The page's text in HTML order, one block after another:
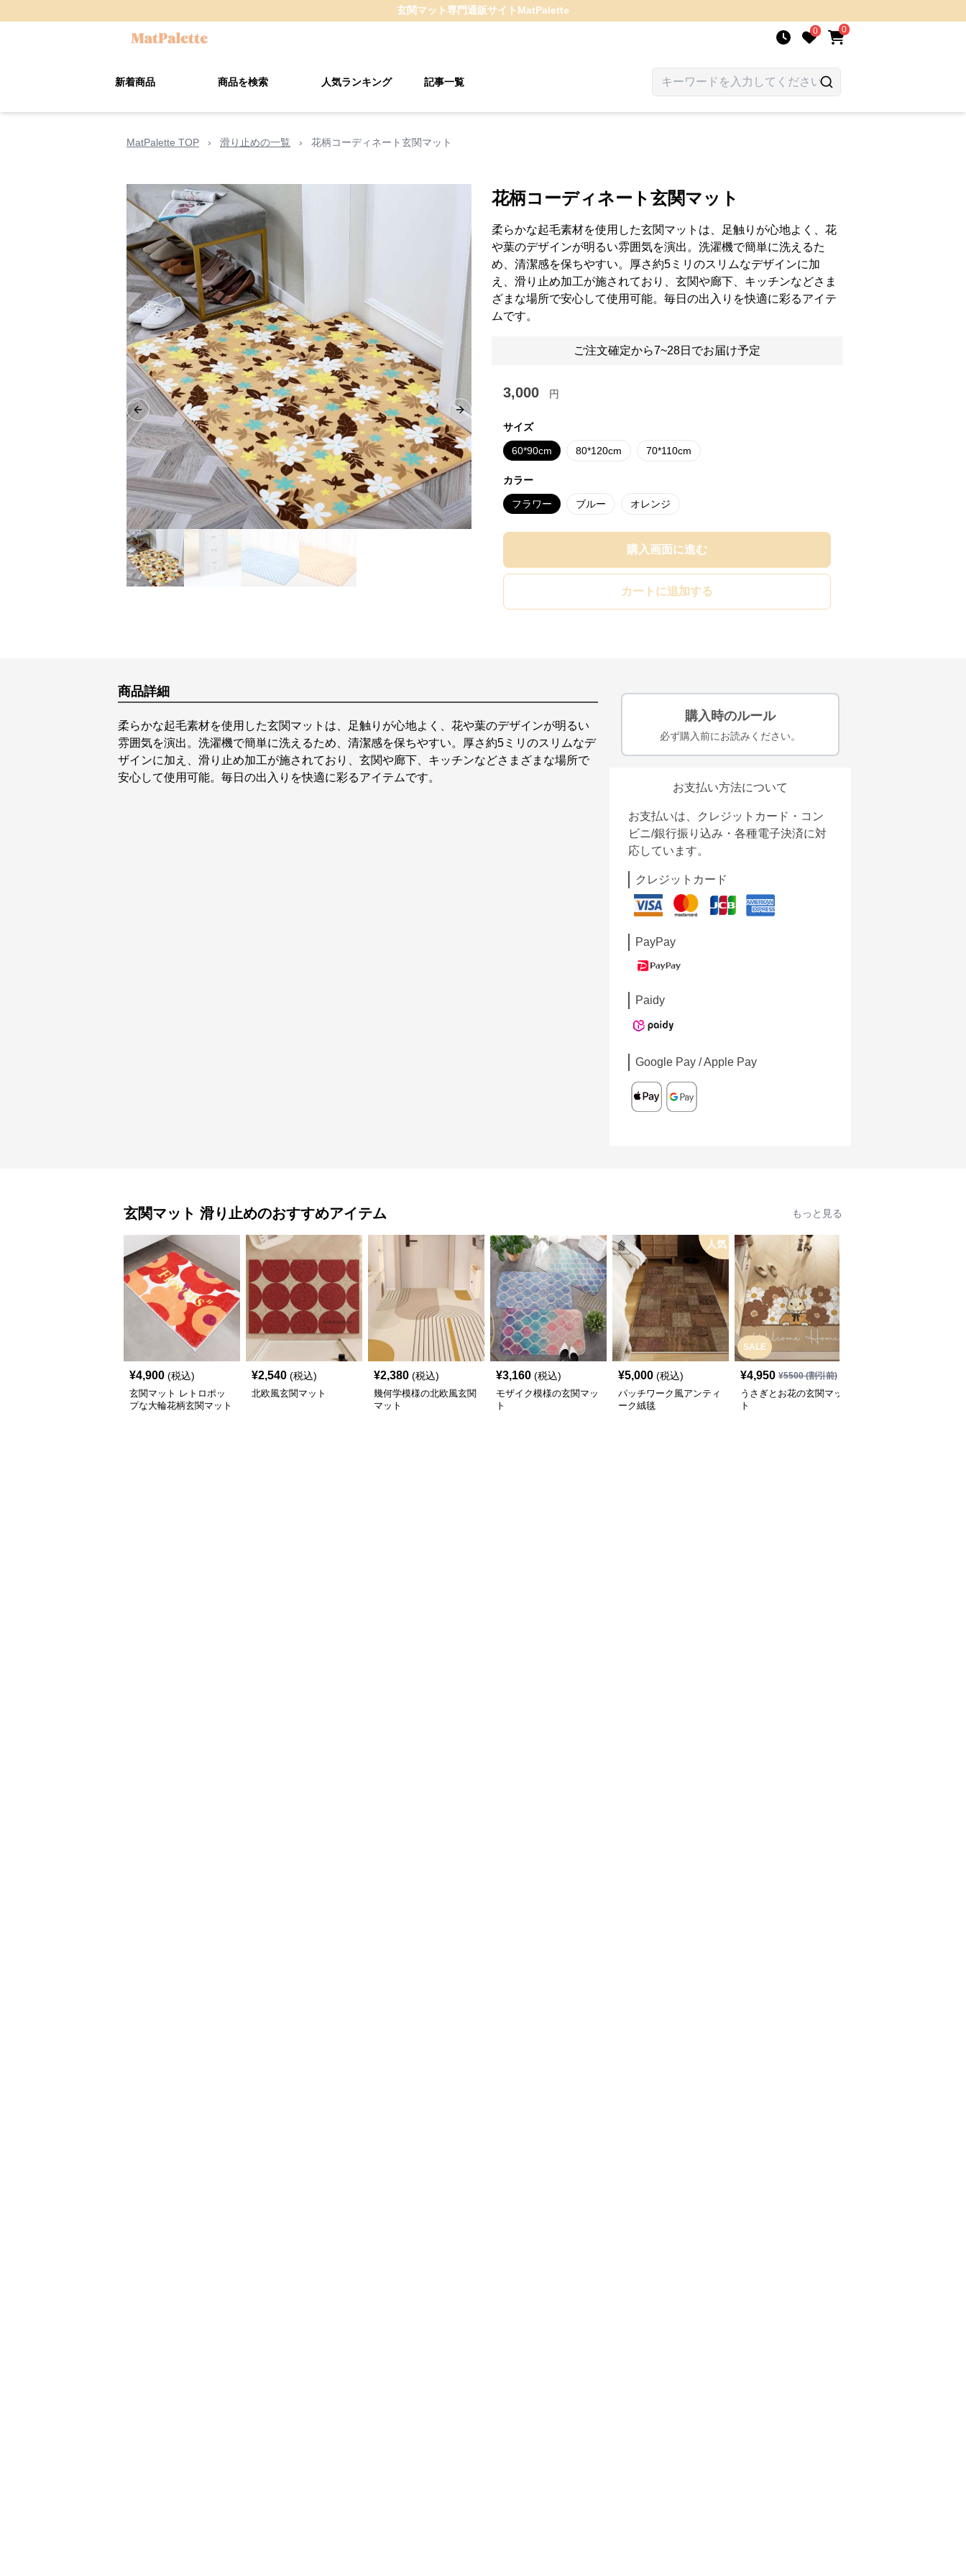
玄関マット専門通販サイト MatPalette
0 0
新着商品 商品を検索 人気ランキング 記事一覧
MatPalette TOP › 滑り止めの一覧 › 花柄コーディネート玄関マット
Previous slide Next slide
花柄コーディネート玄関マット
柔らかな起毛素材を使用した玄関マットは、足触りが心地よく、花
や葉のデザインが明るい雰囲気を演出。洗濯機で簡単に洗えるた
め、清潔感を保ちやすい。厚さ約5ミリのスリムなデザインに加
え、滑り止め加工が施されており、玄関や廊下、キッチンなどさま
ざまな場所で安心して使用可能。毎日の出入りを快適に彩るアイテ
ムです。
ご注文確定から7~28日でお届け予定
3,000 円
サイズ
60*90cm 80*120cm 70*110cm
カラー
フラワー ブルー オレンジ
購入画面に進む
カートに追加する
商品詳細
柔らかな起毛素材を使用した玄関マットは、足触りが心地よく、花や葉のデザインが明るい
雰囲気を演出。洗濯機で簡単に洗えるため、清潔感を保ちやすい。厚さ約5ミリのスリムなデ
ザインに加え、滑り止め加工が施されており、玄関や廊下、キッチンなどさまざまな場所で
安心して使用可能。毎日の出入りを快適に彩るアイテムです。
購入時のルール
必ず購入前にお読みください。
お支払い方法について
お支払いは、クレジットカード・コン
ビニ/銀行振り込み・各種電子決済に対
応しています。
クレジットカード
PayPay
Paidy
Google Pay / Apple Pay
玄関マット 滑り止めのおすすめアイテム もっと見る
¥4,900 (税込)
玄関マット レトロポッ
プな大輪花柄玄関マット
¥2,540 (税込)
北欧風玄関マット
¥2,380 (税込)
幾何学模様の北欧風玄関
マット
¥3,160 (税込)
モザイク模様の玄関マッ
ト
人気
¥5,000 (税込)
パッチワーク風アンティ
ーク絨毯
SALE
¥4,950 ¥5500(割引前)
うさぎとお花の玄関マッ
ト